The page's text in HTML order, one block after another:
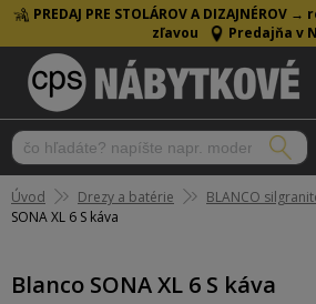
PREDAJ PRE STOLÁROV A DIZAJNÉROV →
zľavou
Predajňa v
Úvod Drezy a batérie BLANCO
SONA XL 6 S káva
Blanco SONA XL 6 S káva